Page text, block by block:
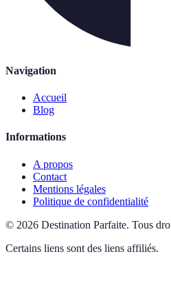
Navigation
Accueil
Blog
Informations
A propos
Contact
Mentions légales
Politique de confidentialité
© 2026 Destination Parfaite. Tous
Certains liens sont des liens affiliés.